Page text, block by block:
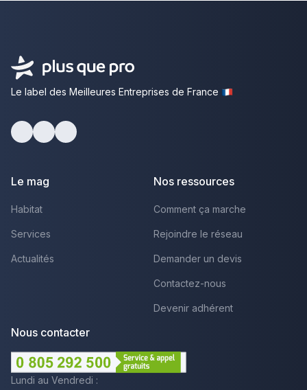
Le label des Meilleures Entreprises de France
Le mag
Habitat
Services
Actualités
Nos ressources
Comment ça marche
Rejoindre le réseau
Demander un devis
Contactez-nous
Devenir adhérent
Nous contacter
Lundi au Vendredi :